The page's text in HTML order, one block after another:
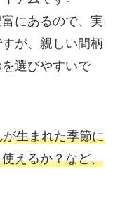
にあるので、実
が、親しい間柄
選びやすいで
生まれた季節に
えるか？など、